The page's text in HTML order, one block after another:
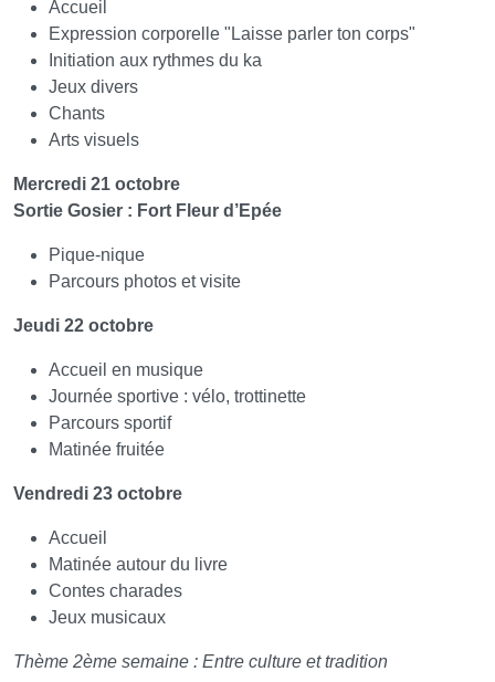
Accueil
Expression corporelle "Laisse parler ton corps"
Initiation aux rythmes du ka
Jeux divers
Chants
Arts visuels
Mercredi 21 octobre
Sortie Gosier : Fort Fleur d’Epée
Pique-nique
Parcours photos et visite
Jeudi 22 octobre
Accueil en musique
Journée sportive : vélo, trottinette
Parcours sportif
Matinée fruitée
Vendredi 23 octobre
Accueil
Matinée autour du livre
Contes charades
Jeux musicaux
Thème 2ème semaine : Entre culture et tradition